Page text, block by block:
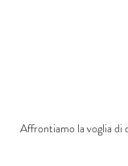
Affrontiamo la voglia di